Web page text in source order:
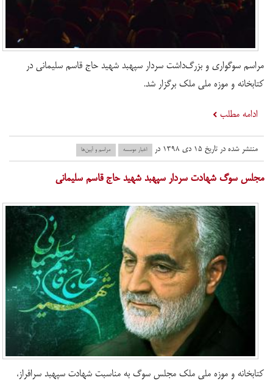
مراسم سوگواری و بزرگ‌داشت سردار سپهبد شهید حاج قاسم سلیمانی در
کتابخانه و موزه ملی ملک برگزار شد.
ادامه مطلب
منتشر شده در تاریخ ۱۵ دی ۱۳۹۸ در اخبار موسسه مراسم و آیین‌ها
مجلس سوگ شهادت سردار سپهبد شهید حاج قاسم سلیمانی
کتابخانه و موزه ملی ملک مجلس سوگ به مناسبت شهادت سپهبد سرافراز،